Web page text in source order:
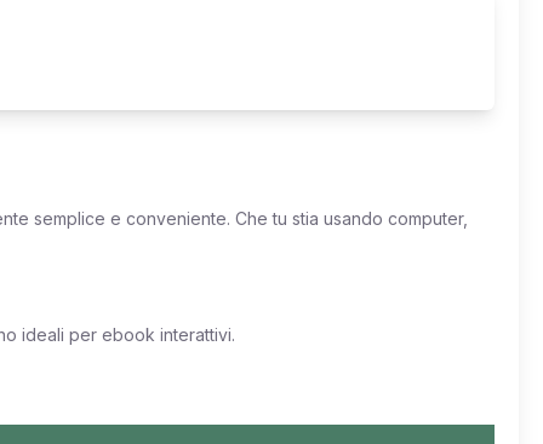
semplice e conveniente. Che tu stia usando computer,
ideali per ebook interattivi.